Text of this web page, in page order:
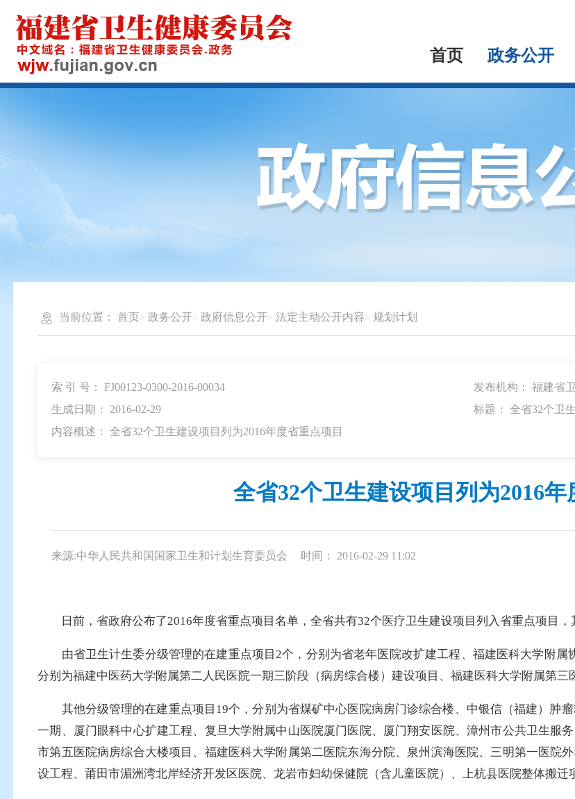
首页 政务公开
当前位置： 首页 政务公开 政府信息公开 法定主动公开内容 规划计划
索 引 号： FJ00123-0300-2016-00034
发布机构： 福建省
生成日期： 2016-02-29
标题： 全省32个卫
内容概述： 全省32个卫生建设项目列为2016年度省重点项目
全省32个卫生建设项目列为2016年
来源:中华人民共和国国家卫生和计划生育委员会 时间： 2016-02-29 11:02
日前，省政府公布了2016年度省重点项目名单，全省共有32个医疗卫生建设项目列入省重点项目，
由省卫生计生委分级管理的在建重点项目2个，分别为省老年医院改扩建工程、福建医科大学附
分别为福建中医药大学附属第二人民医院一期三阶段（病房综合楼）建设项目、福建医科大学附属第三
其他分级管理的在建重点项目19个，分别为省煤矿中心医院病房门诊综合楼、中银信（福建）肿
一期、厦门眼科中心扩建工程、复旦大学附属中山医院厦门医院、厦门翔安医院、漳州市公共卫生服
市第五医院病房综合大楼项目、福建医科大学附属第二医院东海分院、泉州滨海医院、三明第一医院
设工程、莆田市湄洲湾北岸经济开发区医院、龙岩市妇幼保健院（含儿童医院）、上杭县医院整体搬迁